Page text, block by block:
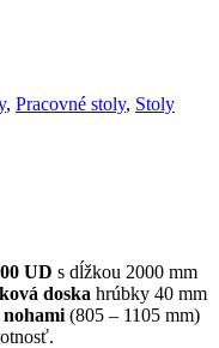
, Pracovné stoly, Stoly
UD s dĺžkou 2000 mm
doska hrúbky 40 mm
(805 – 1105 mm)